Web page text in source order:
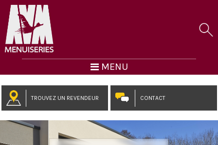
MENU
TROUVEZ UN REVENDEUR CONTACT